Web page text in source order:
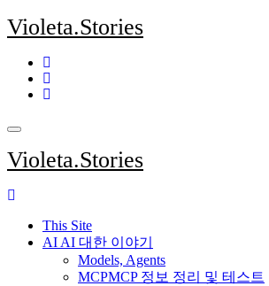
Skip
to
Violeta.Stories
Violeta.Stories
This Site
AI AI 대한 이야기
Models, Agents
MCPMCP 정보 정리 및 테스트